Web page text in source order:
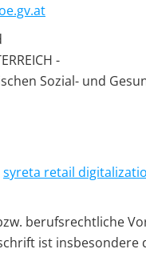
-
Sozial- und
syreta retail
berufsrechtliche
ist insbesondere